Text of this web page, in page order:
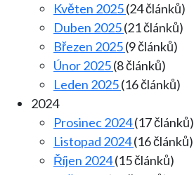
Květen 2025(24 článků)
Duben 2025(21 článků)
Březen 2025(9 článků)
Únor 2025(8 článků)
Leden 2025(16 článků)
2024
Prosinec 2024(17 článků)
Listopad 2024(16 článků)
Říjen 2024(15 článků)